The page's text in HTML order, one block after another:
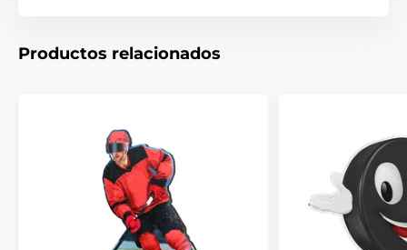
Productos relacionados